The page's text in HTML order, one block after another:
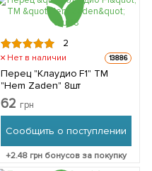
2
Нет в наличии 13886
Перец "Клаудио F1" ТМ
"Hem Zaden" 8шт
62 грн
Сообщить о поступлении
+2.48 грн бонусов за покупку